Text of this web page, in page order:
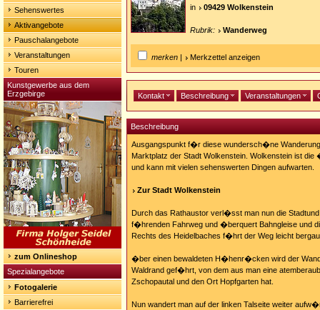
Sehenswertes
Aktivangebote
Pauschalangebote
Veranstaltungen
Touren
Kunstgewerbe aus dem
Erzgebirge
zum Onlineshop
Spezialangebote
Fotogalerie
Barrierefrei
in 09429 Wolkenstein
Rubrik: Wanderweg
merken | Merkzettel anzeigen
Kontakt Beschreibung Veranstaltungen
Beschreibung
Ausgangspunkt f�r diese wundersch�ne
Marktplatz der Stadt Wolkenstein. Wolkenstein ist die
und kann mit vielen sehenswerten Dingen aufwarten.
Zur Stadt Wolkenstein
Durch das Rathaustor verl�sst man nun die
f�hrenden Fahrweg und �berquert Bahngleise und
Rechts des Heidelbaches f�hrt der Weg leicht
�ber einen bewaldeten H�henr�cken wird der
Waldrand gef�hrt, von dem aus man eine
Zschopautal und den Ort Hopfgarten hat.
Nun wandert man auf der linken Talseite weiter